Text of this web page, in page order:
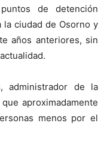
de detención
ciudad de Osorno y
años anteriores, sin
administrador de la
aproximadamente
menos por el